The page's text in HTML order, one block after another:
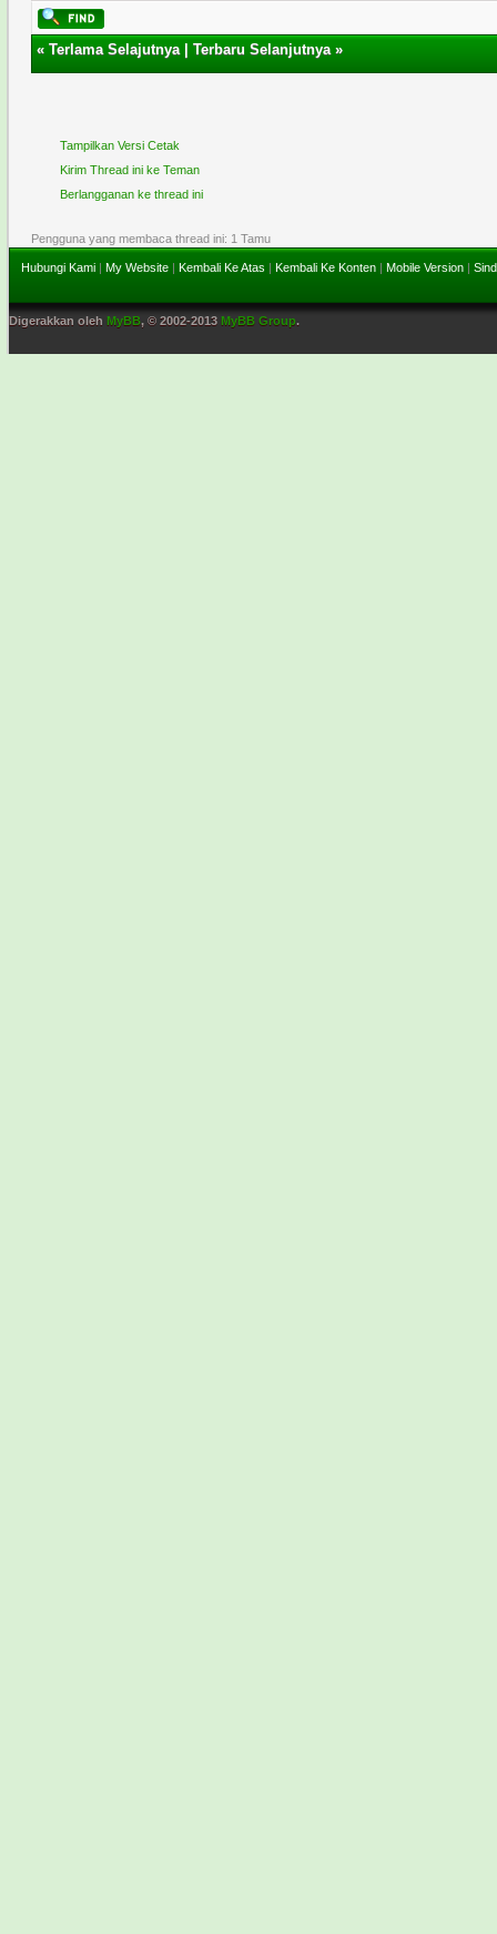
«Terlama Selajutnya|Terbaru Selanjutnya»
Tampilkan Versi Cetak
Kirim Thread ini ke Teman
Berlangganan ke thread ini
Pengguna yang membaca thread ini: 1 Tamu
Hubungi Kami | My Website | Kembali Ke Atas | Kembali Ke Konten | Mobile Version |
Digerakkan oleh MyBB, © 2002-2013 MyBB Group.